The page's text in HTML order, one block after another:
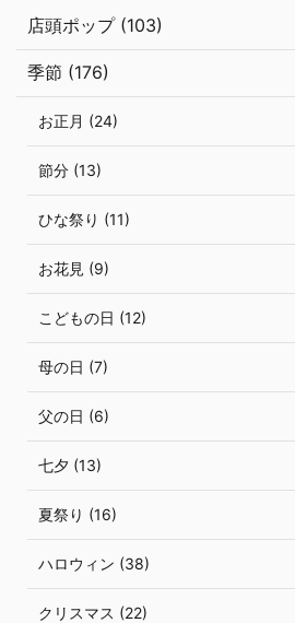
店頭ポップ (103)
季節 (176)
お正月 (24)
節分 (13)
ひな祭り (11)
お花見 (9)
こどもの日 (12)
母の日 (7)
父の日 (6)
七夕 (13)
夏祭り (16)
ハロウィン (38)
クリスマス (22)